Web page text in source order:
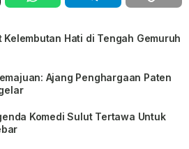
Hati di Tengah Gemuruh
Ajang Penghargaan Paten
Komedi Sulut Tertawa Untuk